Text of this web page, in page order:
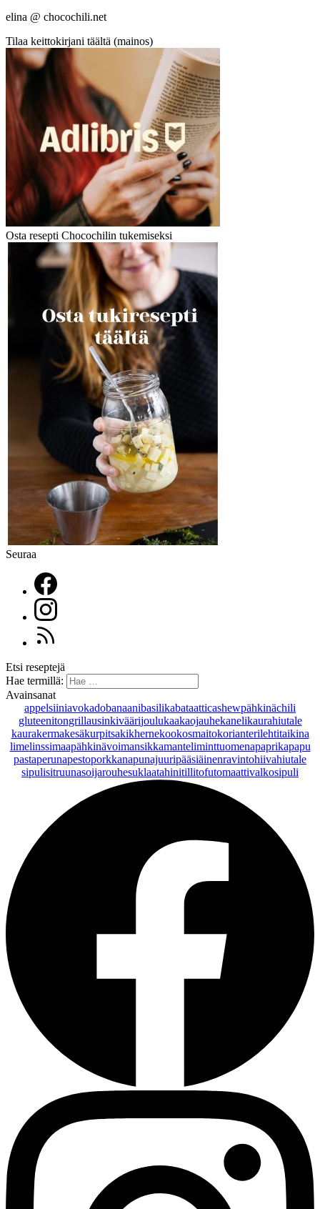
elina @ chocochili.net
Tilaa keittokirjani täältä (mainos)
Osta resepti Chocochilin tukemiseksi
Seuraa
Etsi reseptejä
Hae termillä:
Avainsanat
appelsiiniavokadobanaanibasilikabataatticashewpähkinächili
gluteenitongrillausinkiväärijoulukaakaojauhekanelikaurahiutale
kaurakermakesäkurpitsakikhernekookosmaitokorianterilehtitaikina
limelinssimaapähkinävoimansikkamanteliminttuomenapaprikapapu
pastaperunapestoporkkanapunajuuripääsiäinenravintohiivahiutale
sipulisitruunasoijarouhesuklaatahinitillitofutomaattivalkosipuli